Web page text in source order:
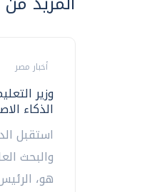
أخبار مصر
وزير
الذكاء
استقبل
والبحث
هو،